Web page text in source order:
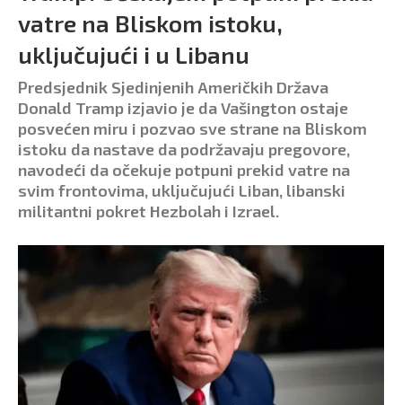
vatre na Bliskom istoku,
uključujući i u Libanu
Predsjednik Sjedinjenih Američkih Država
Donald Tramp izjavio je da Vašington ostaje
posvećen miru i pozvao sve strane na Bliskom
istoku da nastave da podržavaju pregovore,
navodeći da očekuje potpuni prekid vatre na
svim frontovima, uključujući Liban, libanski
militantni pokret Hezbolah i Izrael.